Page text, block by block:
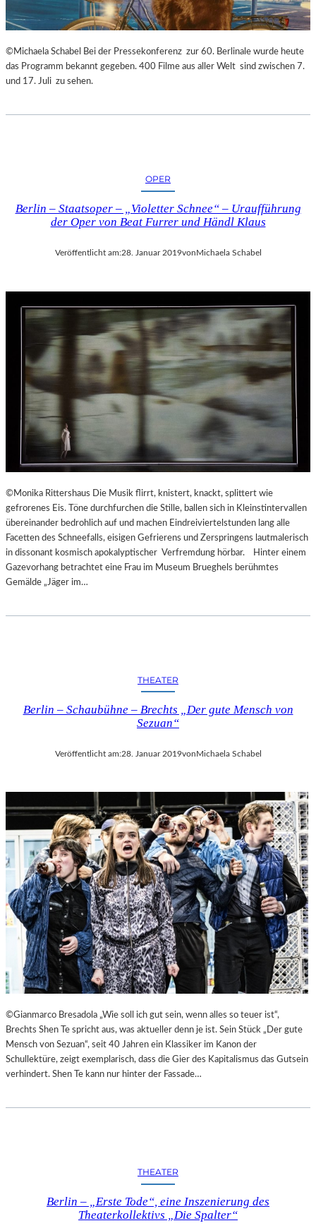
©Michaela Schabel Bei der Pressekonferenz zur 60. Berlinale wurde heute
das Programm bekannt gegeben. 400 Filme aus aller Welt sind zwischen 7.
und 17. Juli zu sehen.
OPER
Berlin – Staatsoper – „Violetter Schnee“ – Uraufführung
der Oper von Beat Furrer und Händl Klaus
Veröffentlicht am:28. Januar 2019von Michaela Schabel
©Monika Rittershaus Die Musik flirrt, knistert, knackt, splittert wie
gefrorenes Eis. Töne durchfurchen die Stille, ballen sich in Kleinstintervallen
übereinander bedrohlich auf und machen Eindreiviertelstunden lang alle
Facetten des Schneefalls, eisigen Gefrierens und Zerspringens lautmalerisch
in dissonant kosmisch apokalyptischer Verfremdung hörbar. Hinter einem
Gazevorhang betrachtet eine Frau im Museum Brueghels berühmtes
Gemälde „Jäger im…
THEATER
Berlin – Schaubühne – Brechts „Der gute Mensch von
Sezuan“
Veröffentlicht am:28. Januar 2019vonMichaela Schabel
©Gianmarco Bresadola „Wie soll ich gut sein, wenn alles so teuer ist“,
Brechts Shen Te spricht aus, was aktueller denn je ist. Sein Stück „Der gute
Mensch von Sezuan“, seit 40 Jahren ein Klassiker im Kanon der
Schullektüre, zeigt exemplarisch, dass die Gier des Kapitalismus das Gutsein
verhindert. Shen Te kann nur hinter der Fassade…
THEATER
Berlin – „Erste Tode“, eine Inszenierung des
Theaterkollektivs „Die Spalter“